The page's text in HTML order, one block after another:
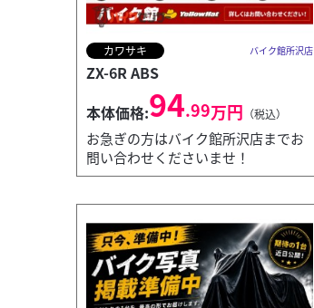
カワサキ バイク館所沢店
ZX-6R ABS
本体価格:94.99万円 （税込）
お急ぎの方はバイク館所沢店までお
問い合わせくださいませ！